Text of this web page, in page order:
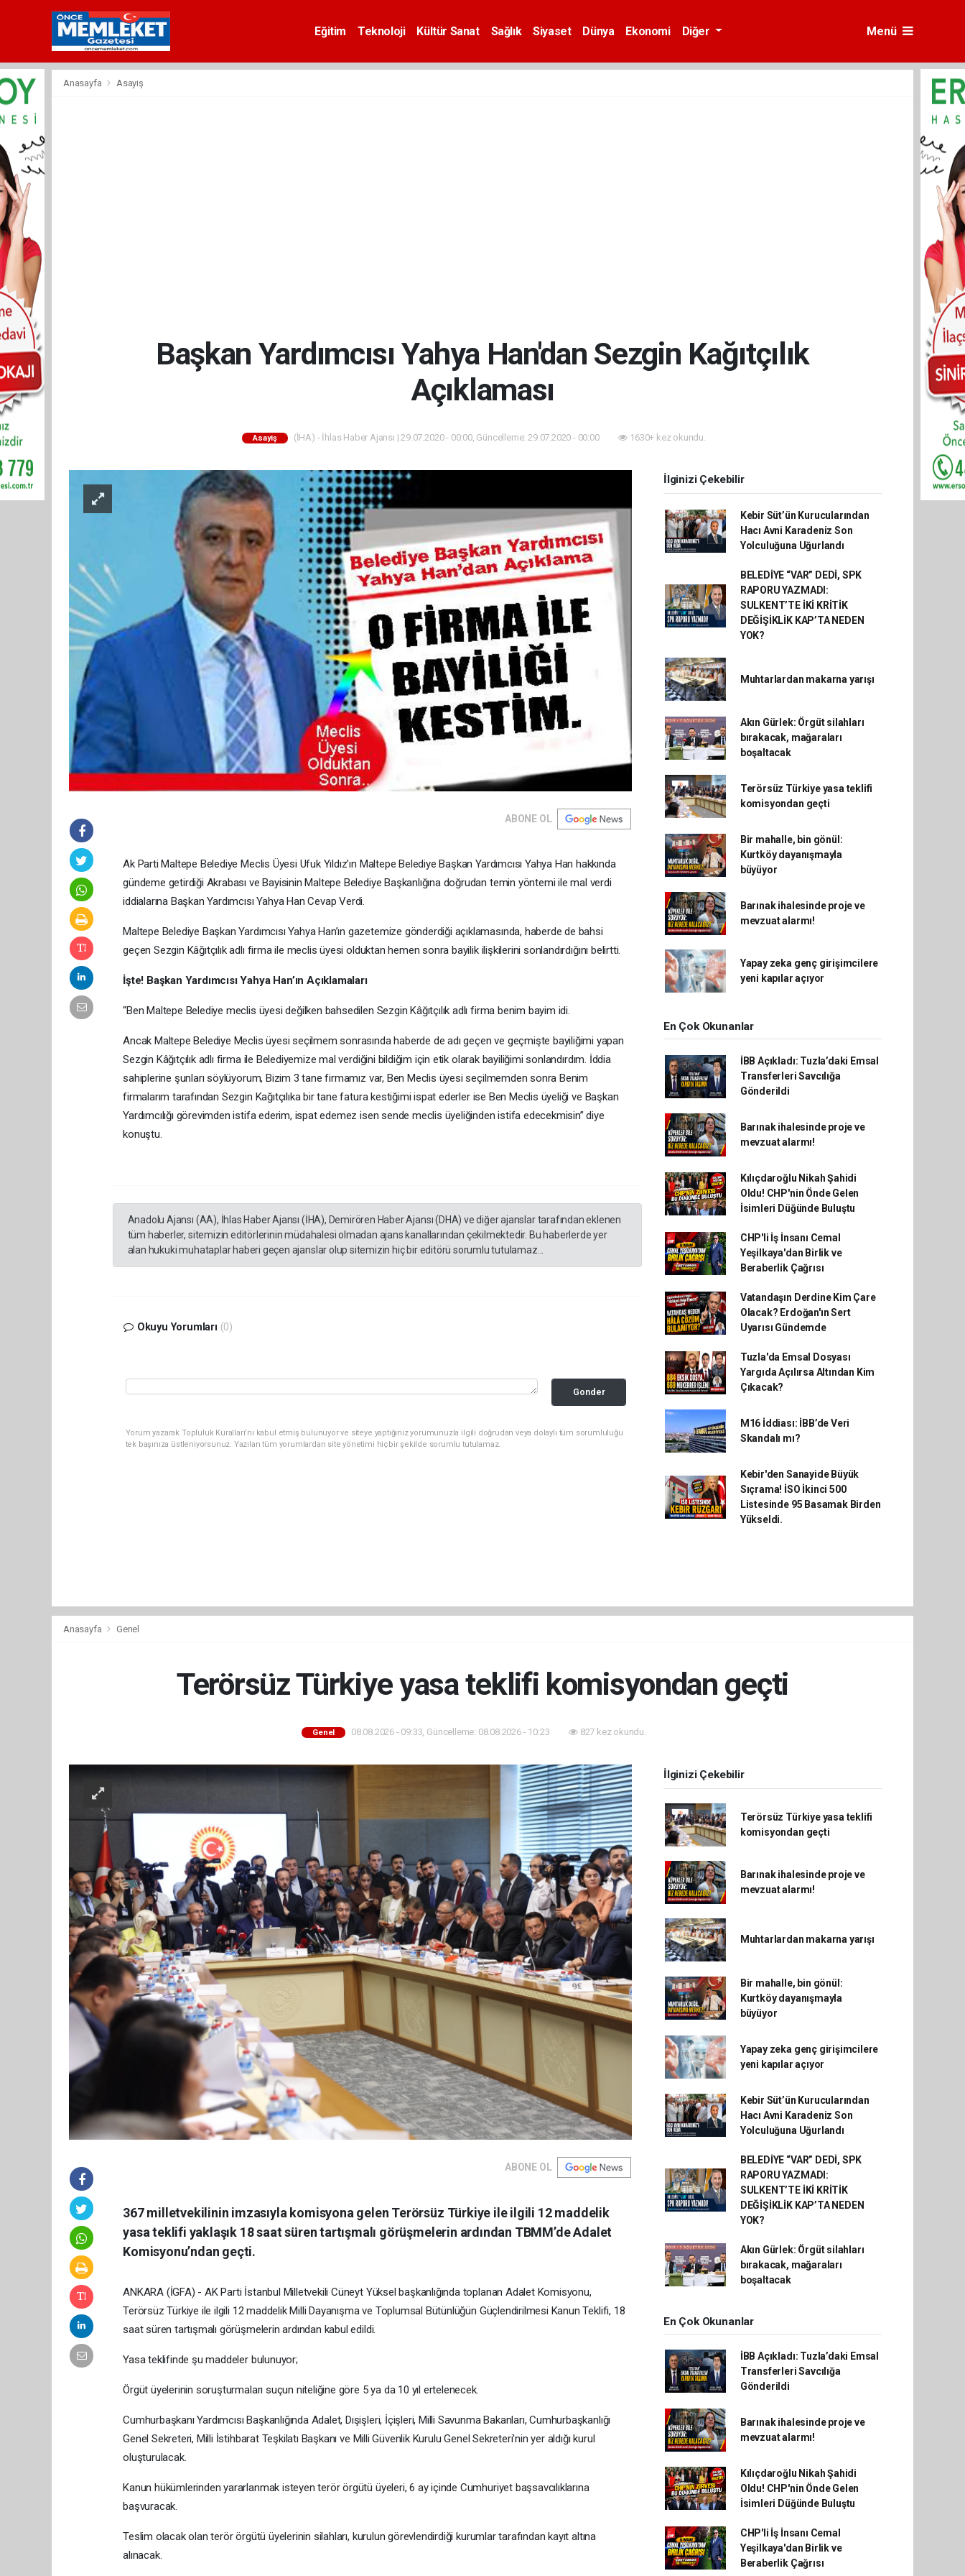
Eğitim Teknoloji Kültür Sanat Sağlık Siyaset Dünya Ekonomi Diğer Menü
Anasayfa Asayiş
Başkan Yardımcısı Yahya Han'dan Sezgin Kağıtçılık
Açıklaması
Asayiş (İHA) - İhlas Haber Ajansı | 29.07.2020 - 00:00, Güncelleme: 29.07.2020 - 00:00 1630+ kez okundu.
ABONE OL
Ak Parti Maltepe Belediye Meclis Üyesi Ufuk Yıldız’ın Maltepe Belediye Başkan Yardımcısı Yahya Han hakkında
gündeme getirdiği Akrabası ve Bayisinin Maltepe Belediye Başkanlığına doğrudan temin yöntemi ile mal verdi
iddialarına Başkan Yardımcısı Yahya Han Cevap Verdi.
Maltepe Belediye Başkan Yardımcısı Yahya Han’ın gazetemize gönderdiği açıklamasında, haberde de bahsi
geçen Sezgin Kâğıtçılık adlı firma ile meclis üyesi olduktan hemen sonra bayilik ilişkilerini sonlandırdığını belirtti.
İşte! Başkan Yardımcısı Yahya Han’ın Açıklamaları
“Ben Maltepe Belediye meclis üyesi değilken bahsedilen Sezgin Kâğıtçılık adlı firma benim bayim idi.
Ancak Maltepe Belediye Meclis üyesi seçilmem sonrasında haberde de adı geçen ve geçmişte bayiliğimi yapan
Sezgin Kâğıtçılık adlı firma ile Belediyemize mal verdiğini bildiğim için etik olarak bayiliğimi sonlandırdım. İddia
sahiplerine şunları söylüyorum, Bizim 3 tane firmamız var, Ben Meclis üyesi seçilmemden sonra Benim
firmalarım tarafından Sezgin Kağıtçılıka bir tane fatura kestiğimi ispat ederler ise Ben Meclis üyeliği ve Başkan
Yardımcılığı görevimden istifa ederim, ispat edemez isen sende meclis üyeliğinden istifa edecekmisin” diye
konuştu.
Anadolu Ajansı (AA), İhlas Haber Ajansı (İHA), Demirören Haber Ajansı (DHA) ve diğer ajanslar tarafından eklenen
tüm haberler, sitemizin editörlerinin müdahalesi olmadan ajans kanallarından çekilmektedir. Bu haberlerde yer
alan hukuki muhataplar haberi geçen ajanslar olup sitemizin hiç bir editörü sorumlu tutulamaz...
Okuyu Yorumları (0)
Gonder
Yorum yazarak Topluluk Kuralları’nı kabul etmiş bulunuyor ve siteye yaptığınız yorumunuzla ilgili doğrudan veya dolaylı tüm sorumluluğu
tek başınıza üstleniyorsunuz. Yazılan tüm yorumlardan site yönetimi hiçbir şekilde sorumlu tutulamaz.
İlginizi Çekebilir
Kebir Süt’ün Kurucularından
Hacı Avni Karadeniz Son
Yolculuğuna Uğurlandı
BELEDİYE “VAR” DEDİ, SPK
RAPORU YAZMADI:
SULKENT’TE İKİ KRİTİK
DEĞİŞİKLİK KAP’TA NEDEN
YOK?
Muhtarlardan makarna yarışı
Akın Gürlek: Örgüt silahları
bırakacak, mağaraları
boşaltacak
Terörsüz Türkiye yasa teklifi
komisyondan geçti
Bir mahalle, bin gönül:
Kurtköy dayanışmayla
büyüyor
Barınak ihalesinde proje ve
mevzuat alarmı!
Yapay zeka genç girişimcilere
yeni kapılar açıyor
En Çok Okunanlar
İBB Açıkladı: Tuzla’daki Emsal
Transferleri Savcılığa
Gönderildi
Barınak ihalesinde proje ve
mevzuat alarmı!
Kılıçdaroğlu Nikah Şahidi
Oldu! CHP'nin Önde Gelen
İsimleri Düğünde Buluştu
CHP'li İş İnsanı Cemal
Yeşilkaya'dan Birlik ve
Beraberlik Çağrısı
Vatandaşın Derdine Kim Çare
Olacak? Erdoğan'ın Sert
Uyarısı Gündemde
Tuzla'da Emsal Dosyası
Yargıda Açılırsa Altından Kim
Çıkacak?
M16 İddiası: İBB’de Veri
Skandalı mı?
Kebir'den Sanayide Büyük
Sıçrama! İSO İkinci 500
Listesinde 95 Basamak Birden
Yükseldi.
Anasayfa Genel
Terörsüz Türkiye yasa teklifi komisyondan geçti
Genel 08.08.2026 - 09:33, Güncelleme: 08.08.2026 - 10:23 827 kez okundu.
ABONE OL
367 milletvekilinin imzasıyla komisyona gelen Terörsüz Türkiye ile ilgili 12 maddelik
yasa teklifi yaklaşık 18 saat süren tartışmalı görüşmelerin ardından TBMM’de Adalet
Komisyonu’ndan geçti.
ANKARA (İGFA) - AK Parti İstanbul Milletvekili Cüneyt Yüksel başkanlığında toplanan Adalet Komisyonu,
Terörsüz Türkiye ile ilgili 12 maddelik Milli Dayanışma ve Toplumsal Bütünlüğün Güçlendirilmesi Kanun Teklifi, 18
saat süren tartışmalı görüşmelerin ardından kabul edildi.
Yasa teklifinde şu maddeler bulunuyor;
Örgüt üyelerinin soruşturmaları suçun niteliğine göre 5 ya da 10 yıl ertelenecek.
Cumhurbaşkanı Yardımcısı Başkanlığında Adalet, Dışişleri, İçişleri, Milli Savunma Bakanları, Cumhurbaşkanlığı
Genel Sekreteri, Milli İstihbarat Teşkilatı Başkanı ve Milli Güvenlik Kurulu Genel Sekreteri'nin yer aldığı kurul
oluşturulacak.
Kanun hükümlerinden yararlanmak isteyen terör örgütü üyeleri, 6 ay içinde Cumhuriyet başsavcılıklarına
başvuracak.
Teslim olacak olan terör örgütü üyelerinin silahları, kurulun görevlendirdiği kurumlar tarafından kayıt altına
alınacak.
İlginizi Çekebilir
Terörsüz Türkiye yasa teklifi
komisyondan geçti
Barınak ihalesinde proje ve
mevzuat alarmı!
Muhtarlardan makarna yarışı
Bir mahalle, bin gönül:
Kurtköy dayanışmayla
büyüyor
Yapay zeka genç girişimcilere
yeni kapılar açıyor
Kebir Süt’ün Kurucularından
Hacı Avni Karadeniz Son
Yolculuğuna Uğurlandı
BELEDİYE “VAR” DEDİ, SPK
RAPORU YAZMADI:
SULKENT’TE İKİ KRİTİK
DEĞİŞİKLİK KAP’TA NEDEN
YOK?
Akın Gürlek: Örgüt silahları
bırakacak, mağaraları
boşaltacak
En Çok Okunanlar
İBB Açıkladı: Tuzla’daki Emsal
Transferleri Savcılığa
Gönderildi
Barınak ihalesinde proje ve
mevzuat alarmı!
Kılıçdaroğlu Nikah Şahidi
Oldu! CHP'nin Önde Gelen
İsimleri Düğünde Buluştu
CHP'li İş İnsanı Cemal
Yeşilkaya'dan Birlik ve
Beraberlik Çağrısı